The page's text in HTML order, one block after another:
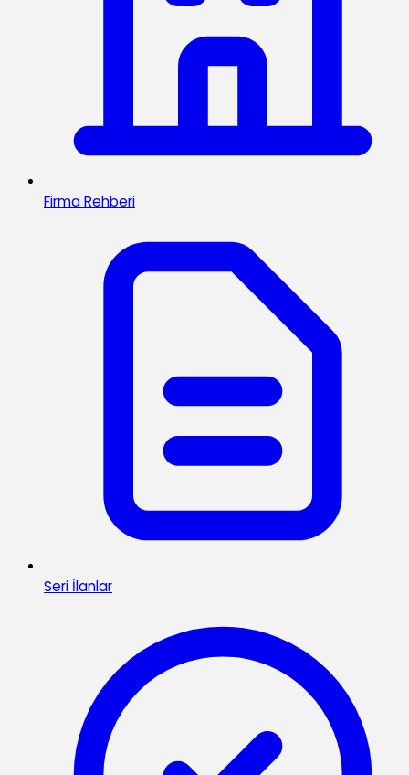
Firma Rehberi
Seri İlanlar